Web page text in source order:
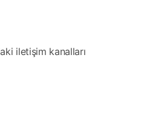
iletişim kanalları